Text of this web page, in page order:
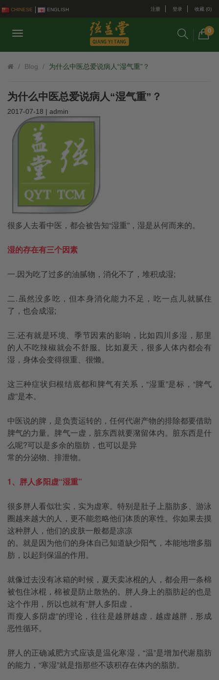
CHINESE ENGLISH 注册 登录 收藏 (0)
0
Blog 为什么中医总爱说病人“湿气重”？
为什么中医总爱说病人“湿气重”？
2017-07-18 | admin
很多人去看中医，都会被告知“湿重”，湿是从何而来的。
湿的存在有三个因素
一.因为吃了过多的油腻物，消化不了，堆积成湿;
二.虽然没多吃，但本身消化能力不足，吃一点儿就腻住
了，也会成湿;
三.还有就是环境、季节因素的影响，比如四川多湿，那里
的人不吃辣椒就会不舒服。比如夏天，很多人体内都会有
湿，身体会变得很重、很懒。
这三种症状归根结底都和脾气有关系，“湿重”是标，“脾气
虚”是本。
中医说的脾，是负责运转的，任何代谢产物的排除都要借助
脾气的力量。脾气一虚，脏东西就要潴留体内。脏东西是什
么呢?可以是多余的脂肪，也可以是异
常的分泌物、排泄物。
1、胖人多阳虚“湿重”
很多胖人看似壮实，实为虚寒。特别是肚子上脂肪多、游泳
圈越来越大的人，更不能忽略他们体质的寒性。你如果去摸
这种胖人，他们的皮肤一般都是凉凉
的。就是因为他们的身体自己知道缺少阳气，本能地增多脂
肪，以起到保温的作用。
就像过去没有冰箱的时候，夏天卖冰棍的人，都会用一条棉
被包住冰棍，棉被是防止散热的。胖人身上的脂肪起的也是
这个作用，所以也就有“胖人多阳虚，
而瘦人多阴虚”的理论，往往是越胖越虚，越虚越胖，形成
恶性循环。
胖人的正确减肥方式应该是温化寒湿，“温”是增加代谢脂肪
的能力，“寒湿”就是指那些不该积存在体内的脂肪。